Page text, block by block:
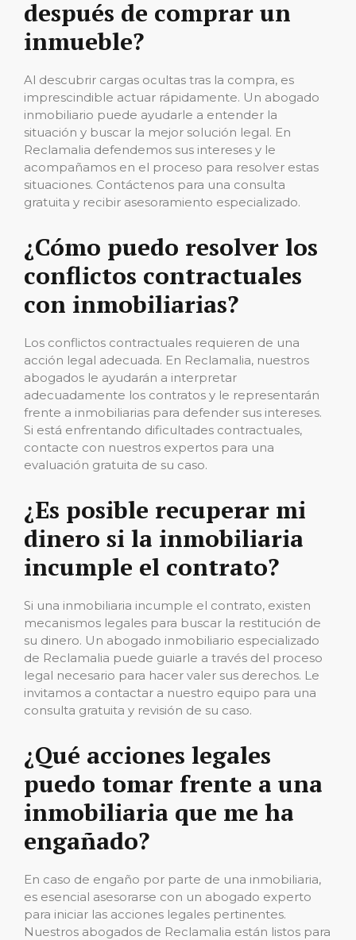
después de comprar un
inmueble?
Al descubrir cargas ocultas tras la compra, es
imprescindible actuar rápidamente. Un abogado
inmobiliario puede ayudarle a entender la
situación y buscar la mejor solución legal. En
Reclamalia defendemos sus intereses y le
acompañamos en el proceso para resolver estas
situaciones. Contáctenos para una consulta
gratuita y recibir asesoramiento especializado.
¿Cómo puedo resolver los
conflictos contractuales
con inmobiliarias?
Los conflictos contractuales requieren de una
acción legal adecuada. En Reclamalia, nuestros
abogados le ayudarán a interpretar
adecuadamente los contratos y le representarán
frente a inmobiliarias para defender sus intereses.
Si está enfrentando dificultades contractuales,
contacte con nuestros expertos para una
evaluación gratuita de su caso.
¿Es posible recuperar mi
dinero si la inmobiliaria
incumple el contrato?
Si una inmobiliaria incumple el contrato, existen
mecanismos legales para buscar la restitución de
su dinero. Un abogado inmobiliario especializado
de Reclamalia puede guiarle a través del proceso
legal necesario para hacer valer sus derechos. Le
invitamos a contactar a nuestro equipo para una
consulta gratuita y revisión de su caso.
¿Qué acciones legales
puedo tomar frente a una
inmobiliaria que me ha
engañado?
En caso de engaño por parte de una inmobiliaria,
es esencial asesorarse con un abogado experto
para iniciar las acciones legales pertinentes.
Nuestros abogados de Reclamalia están listos para